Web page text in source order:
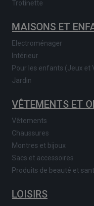
Trotinette
MAISONS ET
Electroménager
Intérieur
Pour les enfants (Jeux et
Jardin
VÊTEMENTS ET
Vêtements
Chaussures
Montres et bijoux
Sacs et accessoires
Produits de beauté et
LOISIRS